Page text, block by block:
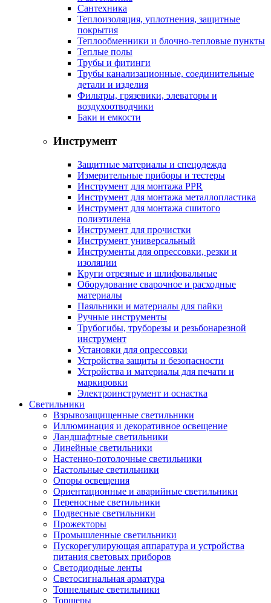
Сантехника
Теплоизоляция, уплотнения, защитные
покрытия
Теплообменники и блочно-тепловые пункты
Теплые полы
Трубы и фитинги
Трубы канализационные, соединительные
детали и изделия
Фильтры, грязевики, элеваторы и
воздухоотводчики
Баки и емкости
Инструмент
Защитные материалы и спецодежда
Измерительные приборы и тестеры
Инструмент для монтажа PPR
Инструмент для монтажа металлопластика
Инструмент для монтажа сшитого
полиэтилена
Инструмент для прочистки
Инструмент универсальный
Инструменты для опрессовки, резки и
изоляции
Круги отрезные и шлифовальные
Оборудование сварочное и расходные
материалы
Паяльники и материалы для пайки
Ручные инструменты
Трубогибы, труборезы и резьбонарезной
инструмент
Установки для опрессовки
Устройства защиты и безопасности
Устройства и материалы для печати и
маркировки
Электроинструмент и оснастка
Светильники
Взрывозащищенные светильники
Иллюминация и декоративное освещение
Ландшафтные светильники
Линейные светильники
Настенно-потолочные светильники
Настольные светильники
Опоры освещения
Ориентационные и аварийные светильники
Переносные светильники
Подвесные светильники
Прожекторы
Промышленные светильники
Пускорегулирующая аппаратура и устройства
питания световых приборов
Светодиодные ленты
Светосигнальная арматура
Тоннельные светильники
Торшеры